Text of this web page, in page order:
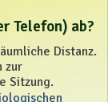
Telefon) ab?
Distanz.
zur
Sitzung.